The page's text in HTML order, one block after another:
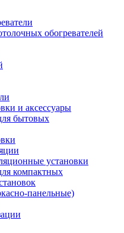
обогревателей
и аксессуары
бытовых
установки
компактных
панельные)